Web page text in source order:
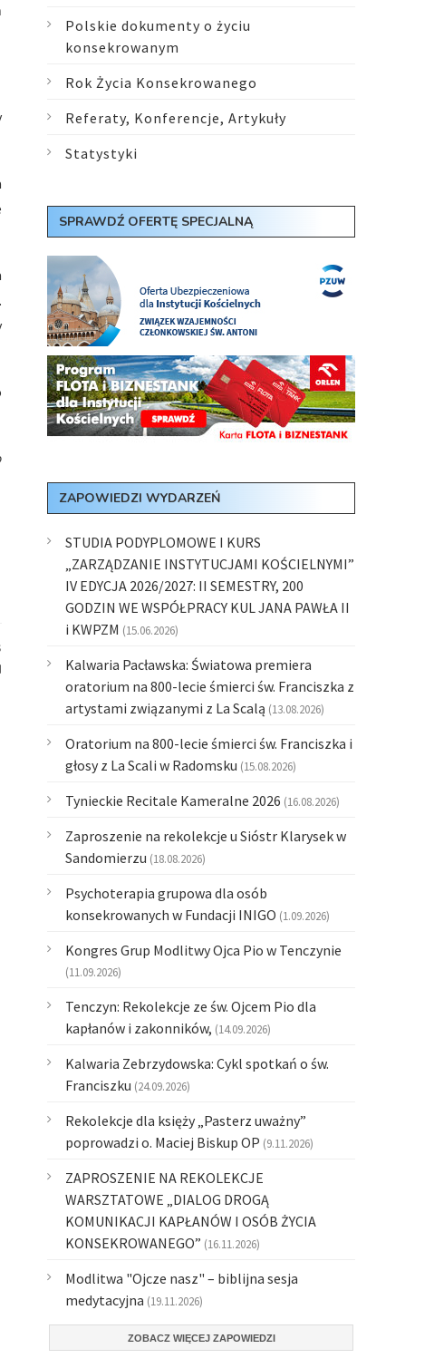
Polskie dokumenty o życiu
konsekrowanym
Rok Życia Konsekrowanego
Referaty, Konferencje, Artykuły
Statystyki
SPRAWDŹ OFERTĘ SPECJALNĄ
ZAPOWIEDZI WYDARZEŃ
STUDIA PODYPLOMOWE I KURS
„ZARZĄDZANIE INSTYTUCJAMI KOŚCIELNYMI”
IV EDYCJA 2026/2027: II SEMESTRY, 200
GODZIN WE WSPÓŁPRACY KUL JANA PAWŁA II
i KWPZM (15.06.2026)
Kalwaria Pacławska: Światowa premiera
oratorium na 800-lecie śmierci św. Franciszka z
artystami związanymi z La Scalą (13.08.2026)
Oratorium na 800-lecie śmierci św. Franciszka i
głosy z La Scali w Radomsku (15.08.2026)
Tynieckie Recitale Kameralne 2026 (16.08.2026)
Zaproszenie na rekolekcje u Sióstr Klarysek w
Sandomierzu (18.08.2026)
Psychoterapia grupowa dla osób
konsekrowanych w Fundacji INIGO (1.09.2026)
Kongres Grup Modlitwy Ojca Pio w Tenczynie
(11.09.2026)
Tenczyn: Rekolekcje ze św. Ojcem Pio dla
kapłanów i zakonników, (14.09.2026)
Kalwaria Zebrzydowska: Cykl spotkań o św.
Franciszku (24.09.2026)
Rekolekcje dla księży „Pasterz uważny”
poprowadzi o. Maciej Biskup OP (9.11.2026)
ZAPROSZENIE NA REKOLEKCJE
WARSZTATOWE „DIALOG DROGĄ
KOMUNIKACJI KAPŁANÓW I OSÓB ŻYCIA
KONSEKROWANEGO” (16.11.2026)
Modlitwa "Ojcze nasz" – biblijna sesja
medytacyjna (19.11.2026)
ZOBACZ WIĘCEJ ZAPOWIEDZI